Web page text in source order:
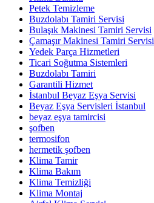
Petek Temizleme
Buzdolabı Tamiri Servisi
Bulaşık Makinesi Tamiri Servisi
Çamaşır Makinesi Tamiri Servisi
Yedek Parça Hizmetleri
Ticari Soğutma Sistemleri
Buzdolabı Tamiri
Garantili Hizmet
İstanbul Beyaz Eşya Servisi
Beyaz Eşya Servisleri İstanbul
beyaz eşya tamircisi
şofben
termosifon
hermetik şofben
Klima Tamir
Klima Bakım
Klima Temizliği
Klima Montaj